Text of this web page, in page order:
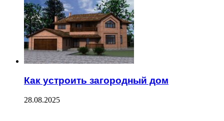
Как устроить загородный дом
28.08.2025